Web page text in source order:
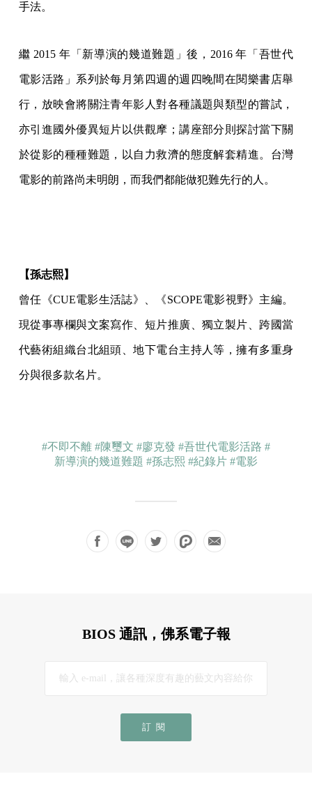
手法。
繼 2015 年「新導演的幾道難題」後，2016 年「吾世代
電影活路」系列於每月第四週的週四晚間在閱樂書店舉
行，放映會將關注青年影人對各種議題與類型的嘗試，
亦引進國外優異短片以供觀摩；講座部分則探討當下關
於從影的種種難題，以自力救濟的態度解套精進。台灣
電影的前路尚未明朗，而我們都能做犯難先行的人。
【孫志熙】
曾任《CUE電影生活誌》、《SCOPE電影視野》主編。
現從事專欄與文案寫作、短片推廣、獨立製片、跨國當
代藝術組織台北組頭、地下電台主持人等，擁有多重身
分與很多款名片。
#不即不離 #陳璽文 #廖克發 #吾世代電影活路 #
新導演的幾道難題 #孫志熙 #紀錄片 #電影
BIOS 通訊，佛系電子報
訂閱